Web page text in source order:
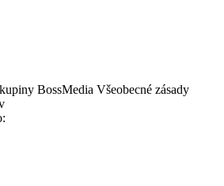
BossMedia Všeobecné zásady